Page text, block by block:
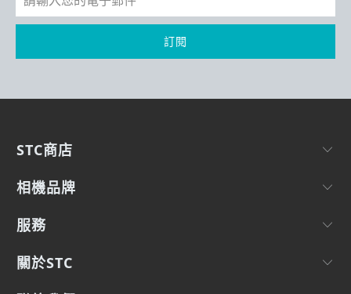
STC商店
相機品牌
服務
關於STC